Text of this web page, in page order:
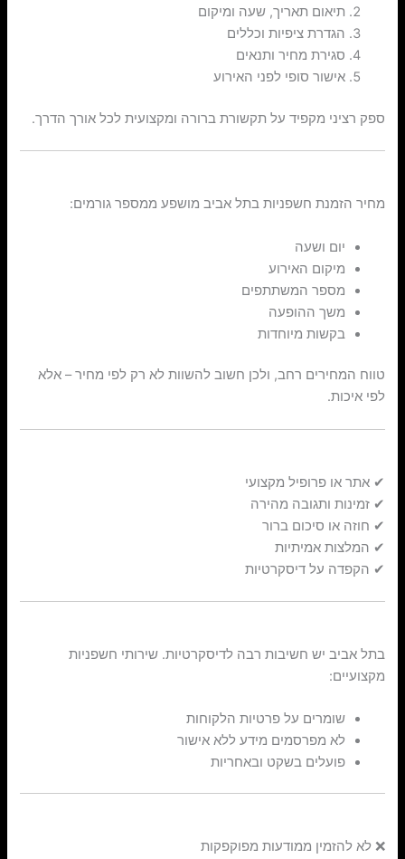
תיאום תאריך, שעה ומיקום
הגדרת ציפיות וכללים
סגירת מחיר ותנאים
אישור סופי לפני האירוע
ספק רציני מקפיד על תקשורת ברורה ומקצועית לכל אורך הדרך.
מחיר הזמנת חשפניות בתל אביב מושפע ממספר גורמים:
יום ושעה
מיקום האירוע
מספר המשתתפים
משך ההופעה
בקשות מיוחדות
טווח המחירים רחב, ולכן חשוב להשוות לא רק לפי מחיר – אלא
לפי איכות.
✔ אתר או פרופיל מקצועי
✔ זמינות ותגובה מהירה
✔ חוזה או סיכום ברור
✔ המלצות אמיתיות
✔ הקפדה על דיסקרטיות
בתל אביב יש חשיבות רבה לדיסקרטיות. שירותי חשפניות
מקצועיים:
שומרים על פרטיות הלקוחות
לא מפרסמים מידע ללא אישור
פועלים בשקט ובאחריות
❌ לא להזמין ממודעות מפוקפקות